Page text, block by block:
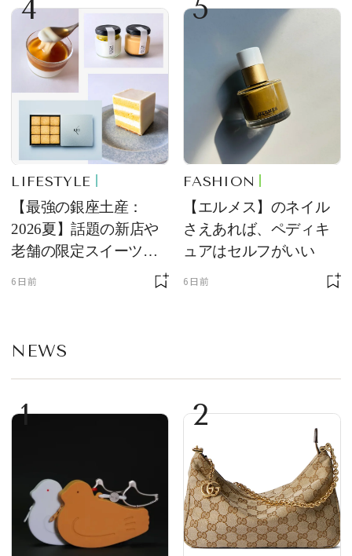
4
LIFESTYLE
【最強の銀座土産：
2026夏】話題の新店や
老舗の限定スイーツを
ゲット【＃SPURおやつ
6日前
5
FASHION
【エルメス】のネイル
さえあれば、ペディキ
ュアはセルフがいい
6日前
NEWS
1 2